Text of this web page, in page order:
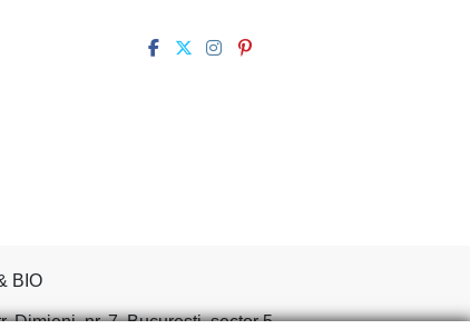
BIO
Dimieni, nr. 7, Bucuresti, sector 5.